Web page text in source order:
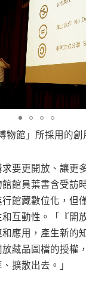
物館」所採用的創
求要更開放、讓更
館員葉書含受訪
館藏數位化，但
互動性。「『開
應用，產生新的
藏品圖檔的授權
擴散出去。」